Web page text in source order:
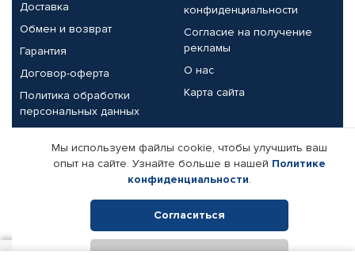
Доставка
Обмен и возврат
Гарантия
Договор-оферта
Политика обработки
персональных данных
конфиденциальности
Согласие на получение
рекламы
О нас
Карта сайта
Партнерам
Корпоративным клиентам
Поставщикам
Реквизиты компании
Мы используем файлы cookie, чтобы улучшить ваш
опыт на сайте. Узнайте больше в нашей Политике
конфиденциальности.
Согласиться